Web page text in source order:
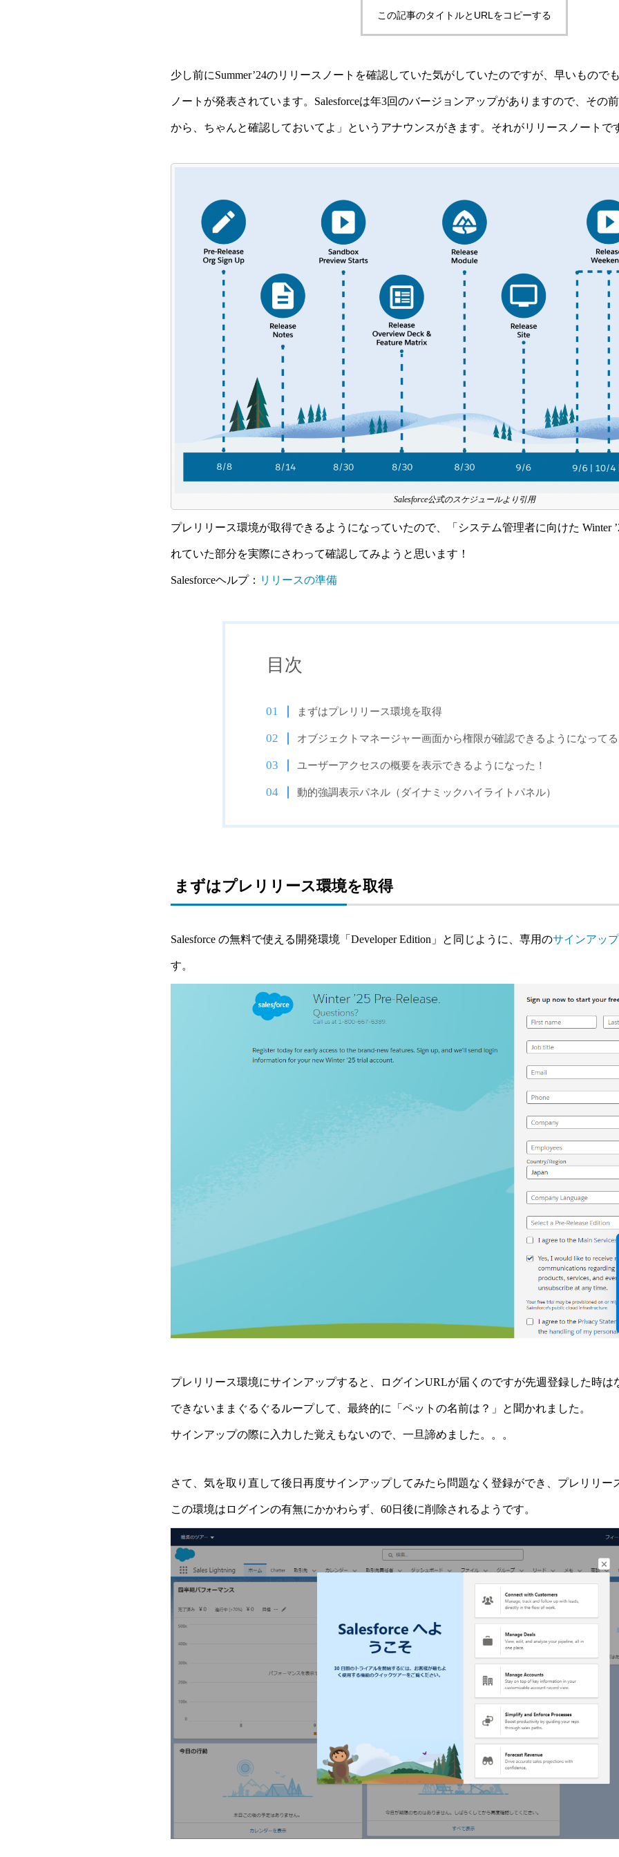
この記事のタイトルとURLをコピーする
少し前にSummer’24のリリースノートを確認していた気がしていたのですが、早いもので
ノートが発表されています。Salesforceは年3回のバージョンアップがありますので、その
から、ちゃんと確認しておいてよ」というアナウンスがきます。それがリリースノートで
Salesforce公式のスケジュールより引用
プレリリース環境が取得できるようになっていたので、「システム管理者に向けた Winter
れていた部分を実際にさわって確認してみようと思います！
Salesforceヘルプ： リリースの準備
目次
まずはプレリリース環境を取得
オブジェクトマネージャー画面から権限が確認できるようになってる
ユーザーアクセスの概要を表示できるようになった！
動的強調表示パネル（ダイナミックハイライトパネル）
まずはプレリリース環境を取得
Salesforce の無料で使える開発環境「Developer Edition」と同じように、専用のサインアッ
す。
プレリリース環境にサインアップすると、ログインURLが届くのですが先週登録した時は
できないままぐるぐるループして、最終的に「ペットの名前は？」と聞かれました。
サインアップの際に入力した覚えもないので、一旦諦めました。。。
さて、気を取り直して後日再度サインアップしてみたら問題なく登録ができ、プレリリー
この環境はログインの有無にかかわらず、60日後に削除されるようです。